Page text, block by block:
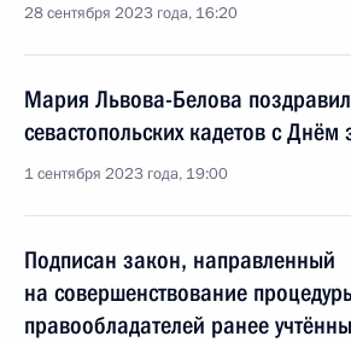
28 сентября 2023 года, 16:20
Мария Львова-Белова
севастопольских кадетов с Днём
1 сентября 2023 года, 19:00
Подписан закон, направленный
на совершенствование
правообладателей ранее